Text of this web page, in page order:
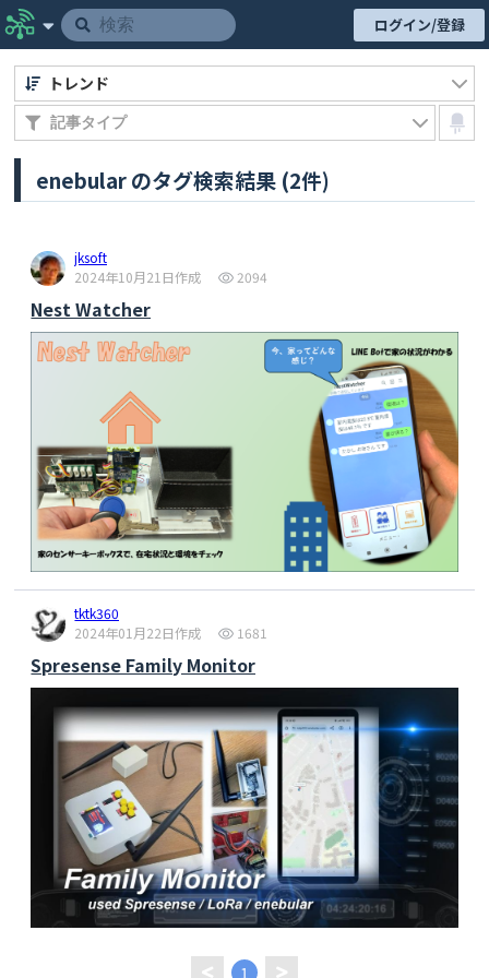
ログイン/登録
enebular のタグ検索結果 (2件)
トレンド
jksoft
2024年10月21日作成
2094
Nest Watcher
tktk360
2024年01月22日作成
1681
Spresense Family Monitor
1